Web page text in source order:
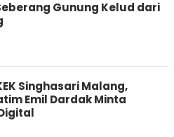
Gunung Kelud dari
Singhasari Malang,
Emil Dardak Minta